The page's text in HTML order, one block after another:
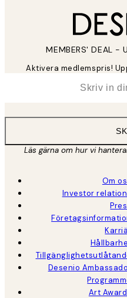
MEMBERS' DEAL -
Aktivera medlemspris!
Läs gärna om hur vi
Om
Investor
Desenio
Art